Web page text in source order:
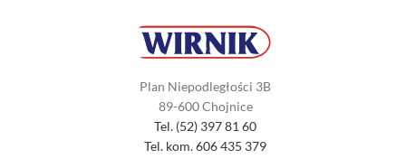
Plan Niepodległości 3B
89-600 Chojnice
Tel. (52) 397 81 60
Tel. kom. 606 435 379